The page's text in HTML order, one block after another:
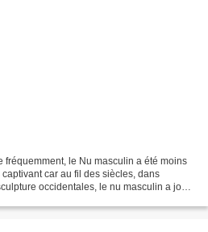
fréquemment, le Nu masculin a été moins
car au fil des siècles, dans
occidentales, le nu masculin a joué